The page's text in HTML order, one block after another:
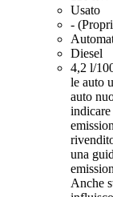
Usato
-
Diesel
4,2 l/
le auto
auto
una
Anche